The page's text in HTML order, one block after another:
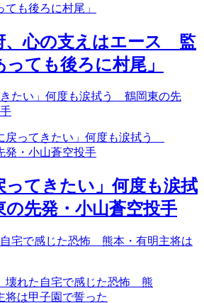
、心の支えはエース 監
ても後ろに村尾」
きたい」何度も涙拭う 鶴岡東の先
ってきたい」何度も涙拭
先発・小山蒼空投手
宅で感じた恐怖 熊本・有明主将は